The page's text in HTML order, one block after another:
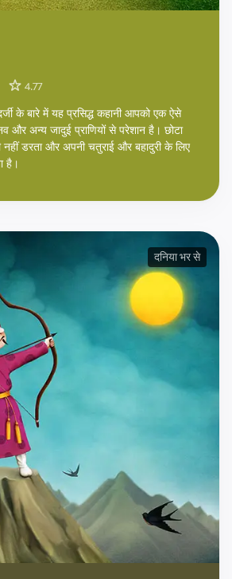
4.77
के बारे में यह प्रसिद्ध कहानी आपको एक ऐसे
और अन्य जादुई प्राणियों से परेशान है। छोटा
नहीं डरता और अपनी चतुराई और बहादुरी के लिए
है।
दनिया भर से